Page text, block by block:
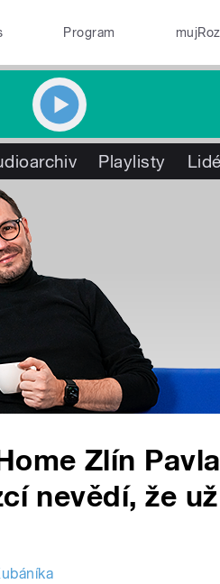
Program
Playlisty Lidé
Zlín
nevědí, že